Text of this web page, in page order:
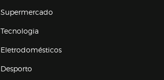
Supermercado
Tecnologia
Eletrodomésticos
Desporto